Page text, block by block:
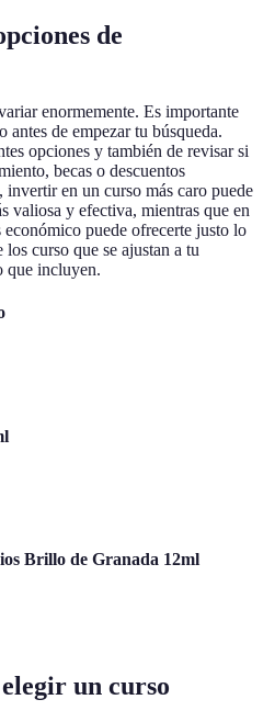
de
enormemente. Es importante
antes de empezar tu búsqueda.
opciones y también de revisar si
becas o descuentos
invertir en un curso más caro puede
valiosa y efectiva, mientras que en
económico puede ofrecerte justo lo
curso que se ajustan a tu
que incluyen.
Brillo de Granada 12ml
un curso